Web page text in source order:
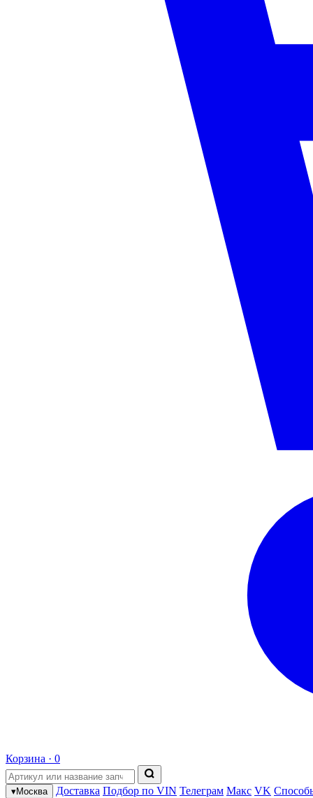
Корзина · 0
▾Москва Доставка Подбор по VIN Телеграм Макс VK